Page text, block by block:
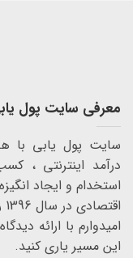
معرفی سایت پول
سایت پول یابی
درآمد اینترنتی ،
استخدام و ایجاد
اقتصادی در سال 1396 راه اندازی شد.
امیدوارم با ارائه
این مسیر یاری کنید.